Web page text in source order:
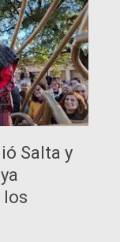
Salta y
los